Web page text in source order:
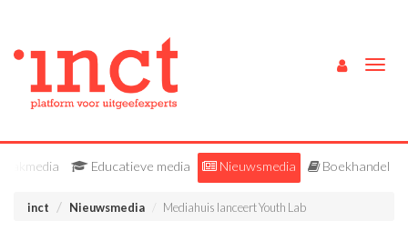
Vakmedia Educatieve media Nieuwsmedia Boekhandel
inct Nieuwsmedia Mediahuis lanceert Youth Lab